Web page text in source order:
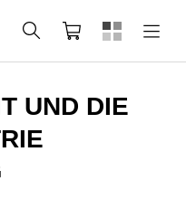
Suche Warenkorb
UND DIE